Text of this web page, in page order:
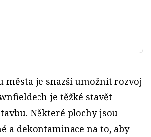
města je snazší umožnit rozvoj
je těžké stavět
Některé plochy jsou
a dekontaminace na to, aby